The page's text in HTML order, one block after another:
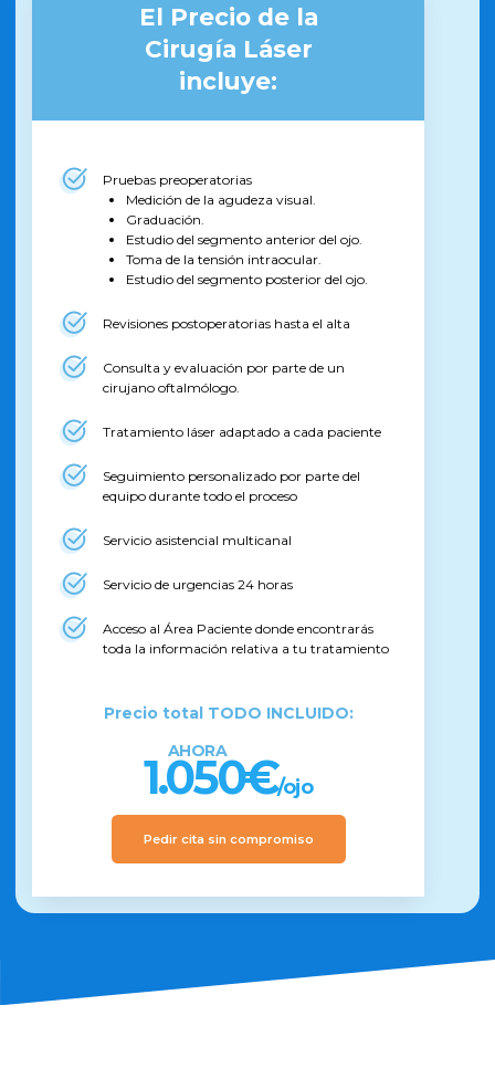
El Precio de la
Cirugía Láser
incluye:
Pruebas preoperatorias
Medición de la agudeza visual.
Graduación.
Estudio del segmento anterior del ojo.
Toma de la tensión intraocular.
Estudio del segmento posterior del ojo.
Revisiones postoperatorias hasta el alta
Consulta y evaluación por parte de un
cirujano oftalmólogo.
Tratamiento láser adaptado a cada paciente
Seguimiento personalizado por parte del
equipo durante todo el proceso
Servicio asistencial multicanal
Servicio de urgencias 24 horas
Acceso al Área Paciente donde encontrarás
toda la información relativa a tu tratamiento
Precio total TODO INCLUIDO:
AHORA
1.050€/ojo
Pedir cita sin compromiso